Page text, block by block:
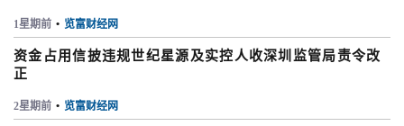
1星期前 • 览富财经网
资金占用信披违规世纪星源及实控人收深圳监管局责令改
正
2星期前 • 览富财经网